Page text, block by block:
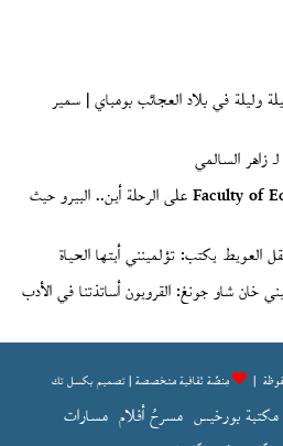
وليلة في بلاد العجائب بومباي | سمير
زاهر السالمي
Faculty ofعلىالرحلة أين.. البيرو حيث
العويط يكتب: تؤلمينني أيتها الحياة
خان شاو جونغ: القرويون أساتذتنا في الأدب
مِنصّة ثقافية متخصصة | تصميمبكسل تك
مكتبة بورخيس مسرحُ أفلام مسارات